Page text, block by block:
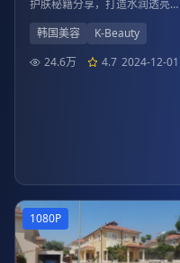
护肤秘籍分享，打造水润透亮
韩国美容
K-Beauty
24.6万
4.7 2024-12-01
1080P